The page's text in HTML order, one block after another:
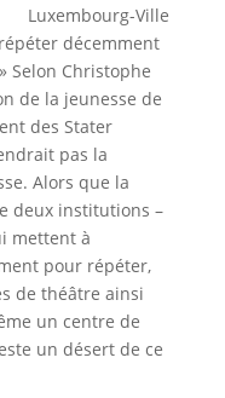
Luxembourg-Ville
décemment
Selon Christophe
de la jeunesse de
des Stater
pas la
Alors que la
deux institutions –
mettent à
pour répéter,
de théâtre ainsi
un centre de
un désert de ce